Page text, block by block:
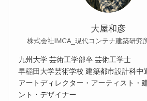
大屋和彦
株式会社IMCA_現代コンテナ建築研
九州大学 芸術工学部卒 芸術工学士
早稲田大学芸術学校 建築都市設計科中
アートディレクター・アーティスト・
ント・デザイナー